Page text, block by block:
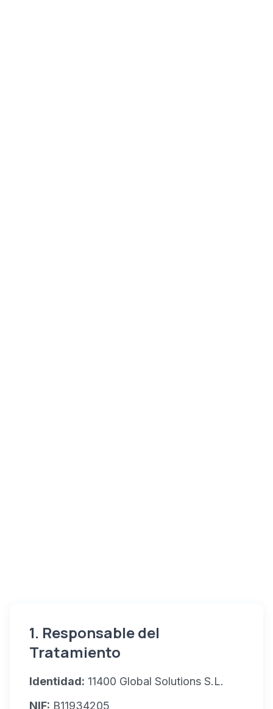
1. Responsable del
Tratamiento
Identidad: 11400 Global Solutions S.L.
NIF: B11934205